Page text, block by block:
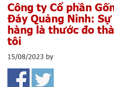
Công ty Cổ phần
Đáy Quảng Ninh:
hàng là thước đo
tôi
15/08/2023 by